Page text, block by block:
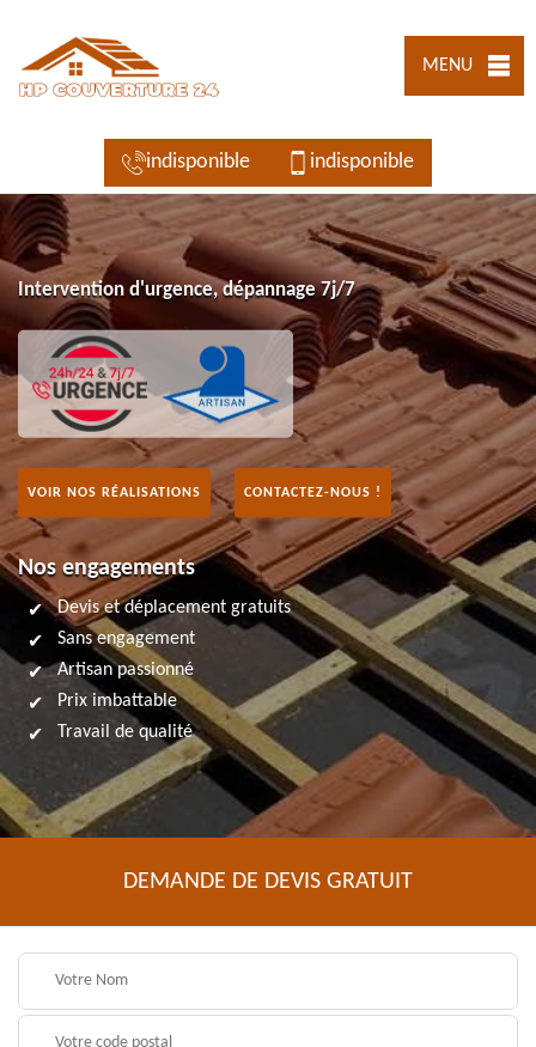
MENU
indisponible indisponible
Intervention d'urgence, dépannage 7j/7
VOIR NOS RÉALISATIONS CONTACTEZ-NOUS !
Nos engagements
Devis et déplacement gratuits
Sans engagement
Artisan passionné
Prix imbattable
Travail de qualité
DEMANDE DE DEVIS GRATUIT